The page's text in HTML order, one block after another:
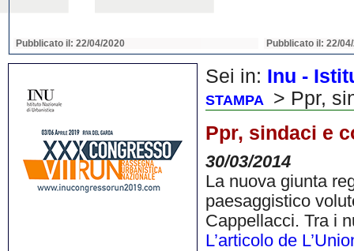
Pubblicato il: 22/04/2020 Pubblicato il: 22/
Sei in: Inu -
STAMPA
> Ppr,
Ppr, sindaci e
30/03/2014
La nuova giunta
paesaggistico
Cappellacci. Tra i
L’articolo de